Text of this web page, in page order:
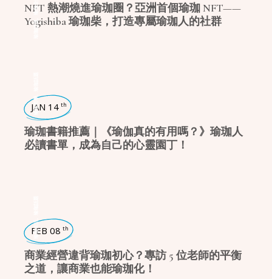
瑜珈話題
瑜珈企劃
NFT 熱潮燒進瑜珈圈？亞洲首個瑜珈 NFT——
Yogishiba 瑜珈柴，打造專屬瑜珈人的社群
瑜珈哲學
JAN 14 th
瑜珈書籍推薦｜《瑜伽真的有用嗎？》瑜珈人
必讀書單，成為自己的心靈園丁！
瑜珈生活
FEB 08 th
商業經營違背瑜珈初心？專訪 5 位老師的平衡
之道，讓商業也能瑜珈化！